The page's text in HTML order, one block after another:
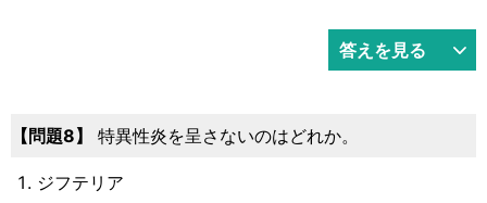
答えを見る
問題8 特異性炎を呈さないのはどれか。
ジフテリア